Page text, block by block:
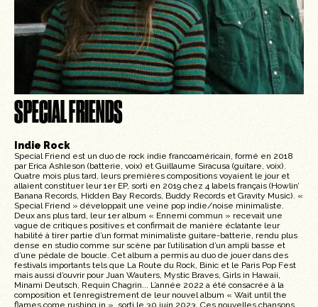
SPECIAL FRIENDS
Indie Rock
Special Friend est un duo de rock indie francoaméricain, formé en 2018
par Erica Ashleson (batterie, voix) et Guillaume Siracusa (guitare, voix).
Quatre mois plus tard, leurs premières compositions voyaient le jour et
allaient constituer leur 1er EP, sorti en 2019 chez 4 labels français (Howlin’
Banana Records, Hidden Bay Records, Buddy Records et Gravity Music). «
Special Friend » développait une veine pop indie/noise minimaliste.
Deux ans plus tard, leur 1er album « Ennemi commun » recevait une
vague de critiques positives et confirmait de manière éclatante leur
habilité à tirer partie d’un format minimaliste guitare-batterie, rendu plus
dense en studio comme sur scène par l’utilisation d’un ampli basse et
d’une pédale de boucle. Cet album a permis au duo de jouer dans des
festivals importants tels que La Route du Rock, Binic et le Paris Pop Fest
mais aussi d’ouvrir pour Juan Wauters, Mystic Braves, Girls in Hawaii,
Minami Deutsch, Requin Chagrin... L’année 2022 a été consacrée à la
composition et l’enregistrement de leur nouvel album « Wait until the
flames come rushing in », sorti le 30 juin 2023. Ces nouvelles chansons